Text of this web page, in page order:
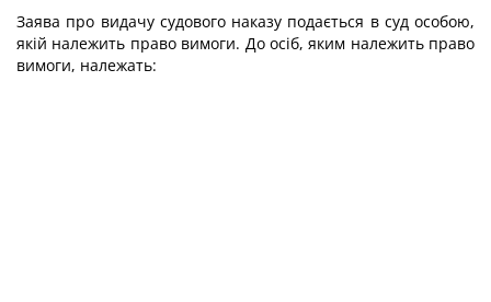
Заява про видачу судового наказу подається в суд особою,
якій належить право вимоги. До осіб, яким належить право
вимоги, належать: